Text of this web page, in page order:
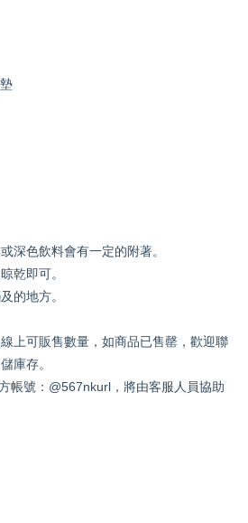
深色飲料會有一定的附著。
乾即可。
的地方。
上可販售數量，如商品已售罄，歡迎聯
庫存。
帳號：@567nkurl，將由客服人員協助